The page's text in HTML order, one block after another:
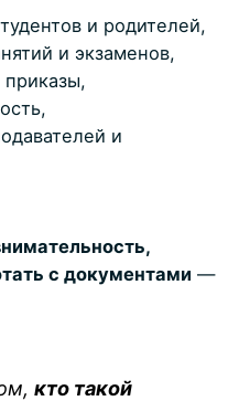
и родителей,
и экзаменов,
и
с документами —
кто такой